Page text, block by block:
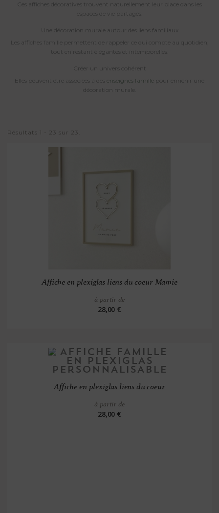
Ces affiches décoratives trouvent naturellement leur place dans les
espaces de vie partagés.
Une décoration murale autour des liens familiaux
Les affiches famille permettent de rappeler ce qui compte au quotidien,
tout en restant élégantes et intemporelles.
Créer un univers cohérent
Elles peuvent être associées à des enseignes famille pour enrichir une
décoration murale.
Résultats 1 - 23 sur 23.
Affiche en plexiglas liens du coeur Mamie
à partir de
28,00 €
Affiche en plexiglas liens du coeur
à partir de
28,00 €